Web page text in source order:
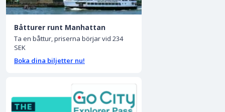
Båtturer runt Manhattan
Ta en båttur, priserna börjar vid 234
SEK
Boka dina biljetter nu!